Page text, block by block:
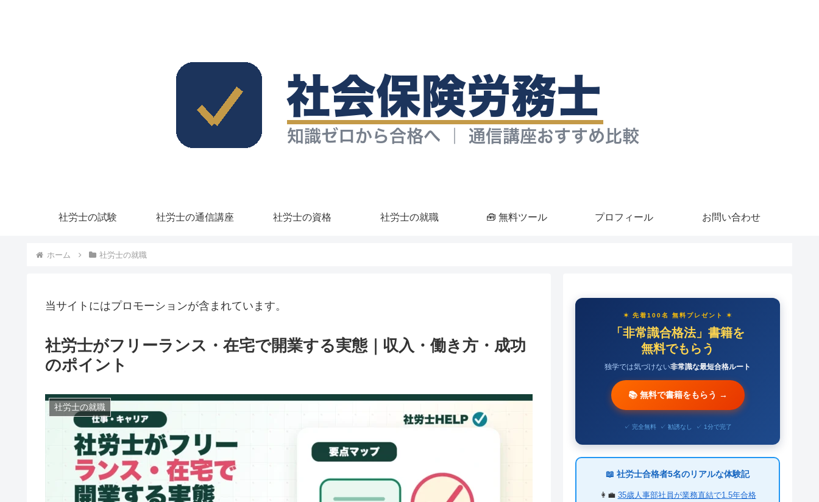
社労士の試験 社労士の通信講座 社労士の資格 社労士の就職 🧰 無料ツール プロフィール お問い合わせ
ホーム 社労士の就職
当サイトにはプロモーションが含まれています。
社労士がフリーランス・在宅で開業する実態｜収入・働き方・成功
のポイント
社労士の就職
✶ 先着100名 無料プレゼント ✶
「非常識合格法」書籍を
無料でもらう
独学では気づけない非常識な最短合格ルート
📚 無料で書籍をもらう →
✓ 完全無料 ✓ 勧誘なし ✓ 1分で完了
📖 社労士合格者5名のリアルな体験記
👩‍💼 35歳人事部社員が業務直結で1.5年合格